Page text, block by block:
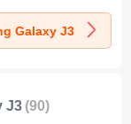
J3 Blau
Galaxy J3
J3 (90)